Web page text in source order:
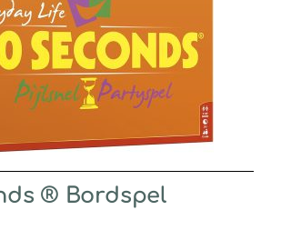
® Bordspel